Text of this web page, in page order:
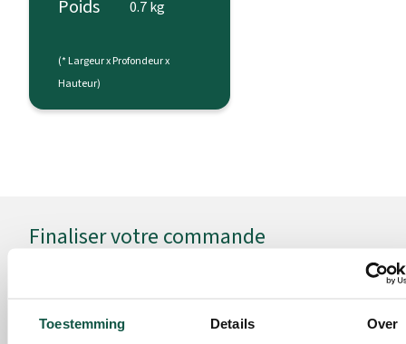
Toestemming Details Over
Poids 0.7 kg
(* Largeur x Profondeur x
Hauteur)
Finaliser votre commande